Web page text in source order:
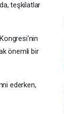
teşkilatlar
önemli bir
ederken,